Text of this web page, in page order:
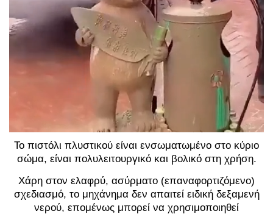
Το πιστόλι πλυστικού είναι ενσωματωμένο στο κύριο
σώμα, είναι πολυλειτουργικό και βολικό στη χρήση.
Χάρη στον ελαφρύ, ασύρματο (επαναφορτιζόμενο)
σχεδιασμό, το μηχάνημα δεν απαιτεί ειδική δεξαμενή
νερού, επομένως μπορεί να χρησιμοποιηθεί